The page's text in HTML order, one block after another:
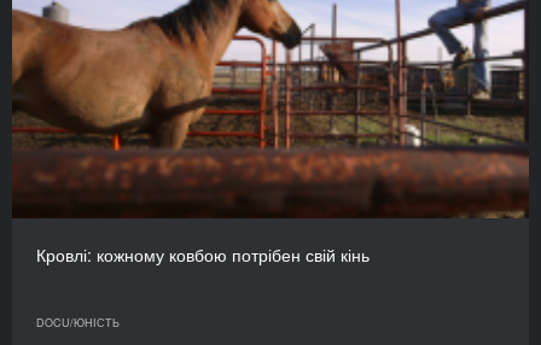
Кровлі: кожному ковбою потрібен свій кінь
DOCU/ЮНІСТЬ